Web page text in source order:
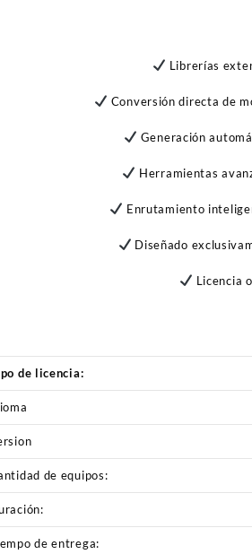
Librerías
Conversión directa de
Generación
Herramientas
Enrutamiento
Diseñado
Licencia
de licencia:
de equipos:
de entrega: